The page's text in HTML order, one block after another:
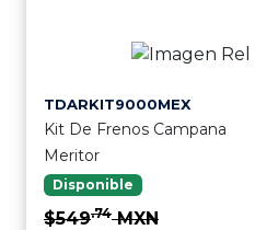
TDARKIT9000MEX
Kit De Frenos Campana
Meritor
Disponible
$549.74MXN